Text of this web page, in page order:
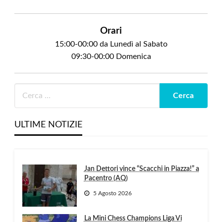
Orari
15:00-00:00 da Lunedì al Sabato
09:30-00:00 Domenica
ULTIME NOTIZIE
Jan Dettori vince “Scacchi in Piazza!” a
Pacentro (AQ)
5 Agosto 2026
La Mini Chess Champions Liga Vi